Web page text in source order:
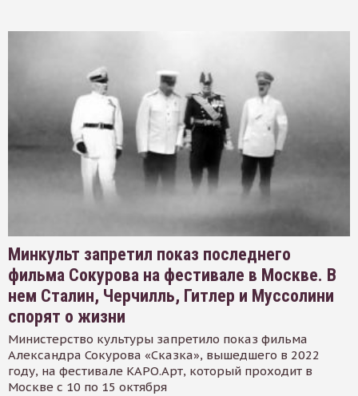
Минкульт запретил показ последнего
фильма Сокурова на фестивале в Москве. В
нем Сталин, Черчилль, Гитлер и Муссолини
спорят о жизни
Министерство культуры запретило показ фильма
Александра Сокурова «Сказка», вышедшего в 2022
году, на фестивале КАРО.Арт, который проходит в
Москве с 10 по 15 октября